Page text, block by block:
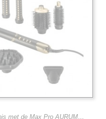
met de Max Pro AURUM…